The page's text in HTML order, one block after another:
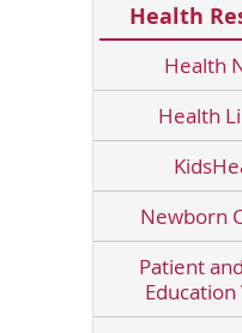
Health
Health
Health
Newborn
Patient
Education